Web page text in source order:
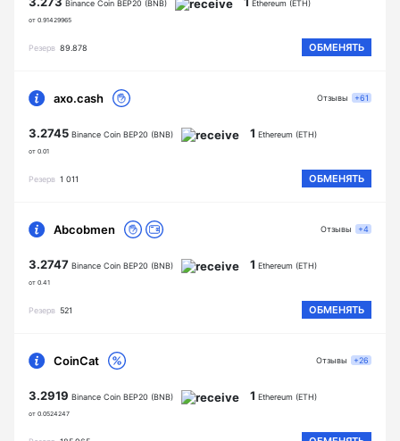
Binance Coin BEP20 (BNB)
от 0.91429965
Ethereum (ETH)
Резерв 89.878 ОБМЕНЯТЬ
axo.cash
3.2745 Binance Coin BEP20 (BNB)
от 0.01
1 Ethereum (ETH)
Резерв 1 011 ОБМЕНЯТЬ
Отзывы +61
Abcobmen
3.2747 Binance Coin BEP20 (BNB)
от 0.41
1 Ethereum (ETH)
Резерв 521 ОБМЕНЯТЬ
Отзывы +4
CoinCat
3.2919 Binance Coin BEP20 (BNB)
от 0.0524247
1 Ethereum (ETH)
Отзывы +26